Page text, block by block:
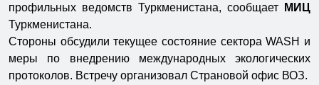
профильных ведомств Туркменистана, сообщает
МИЦ
Туркменистана.
Стороны обсудили текущее состояние сектора WASH и
меры по внедрению международных экологических
протоколов. Встречу организовал Страновой офис ВОЗ.